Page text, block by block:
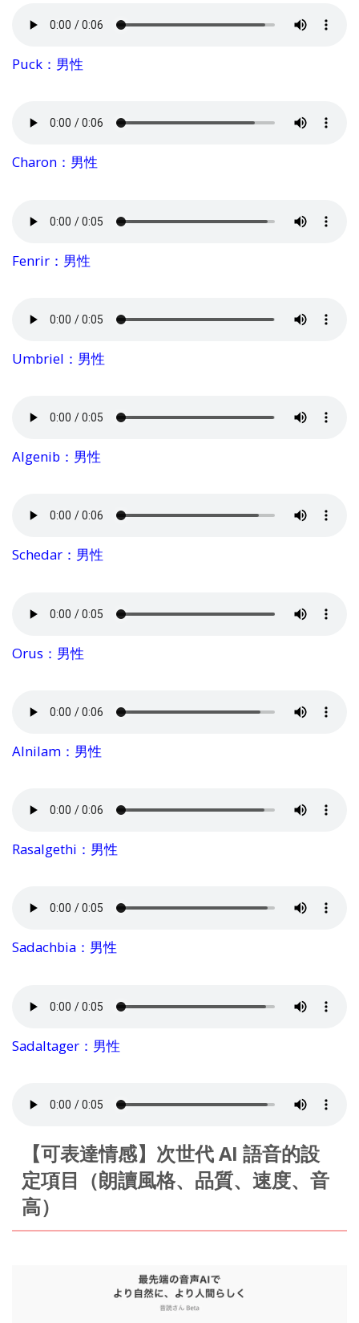
Puck：男性
Charon：男性
Fenrir：男性
Umbriel：男性
Algenib：男性
Schedar：男性
Orus：男性
Alnilam：男性
Rasalgethi：男性
Sadachbia：男性
Sadaltager：男性
【可表達情感】次世代 AI 語音的設
定項目（朗讀風格、品質、速度、音
高）